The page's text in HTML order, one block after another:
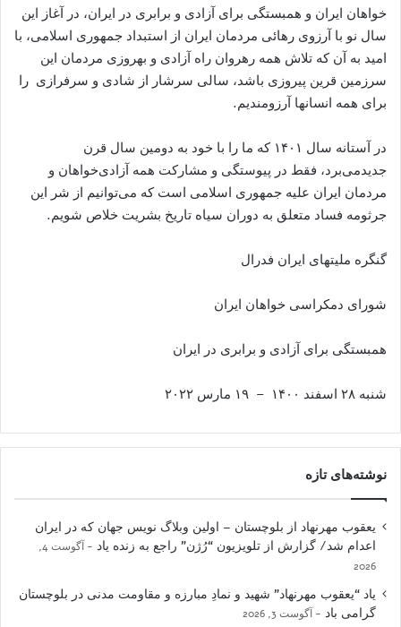
خواهان ایران و همبستگی برای آزادی و برابری در ایران، در آغاز این
سال نو با آرزوی رهائی مردمان ایران از استبداد جمهوری اسلامی، با
امید به آن که تلاش همه رهروان راه آزادی و بهروزی مردمان این
سرزمین قرین پیروزی باشد، سالی سرشار از شادی و سرفرازی را
برای همه انسانها آرزومندیم.
در آستانه سال ۱۴۰۱ که ما را با خود به دومین سال قرن
جدیدمی‌برد، فقط در پیوستگی و مشارکت همه آزادی‌خواهان و
مردمان ایران علیه جمهوری اسلامی است که می‌توانیم از شر این
جرثومه فساد متعلق به دوران سیاه تاریخ بشریت خلاص شویم.
گنگره ملیتهای ایران فدرال
شورای دمکراسی خواهان ایران
همبستگی برای آزادی و برابری در ایران
شنبه ۲۸ اسفند ۱۴۰۰ – ١٩ مارس ۲۰۲۲
نوشته‌های تازه
یعقوب مهرنهاد از بلوچستان – اولین وبلاگ نویس جهان که در ایران
اعدام شد/ گزارش از تلویزیون “رُژن” راجع به زنده یاد
آگوست 4,
2026
یاد “یعقوب مهرنهاد” شهید و نمادِ مبارزه و مقاومت مدنی در بلوچستان
گرامی باد
آگوست 3, 2026